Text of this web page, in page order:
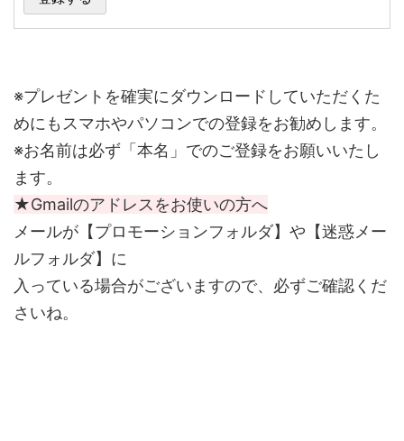
※プレゼントを確実にダウンロードしていただくた
めにもスマホやパソコンでの登録をお勧めします。
※お名前は必ず「本名」でのご登録をお願いいたし
ます。
★Gmailのアドレスをお使いの方へ
メールが【プロモーションフォルダ】や【迷惑メー
ルフォルダ】に
入っている場合がございますので、必ずご確認くだ
さいね。